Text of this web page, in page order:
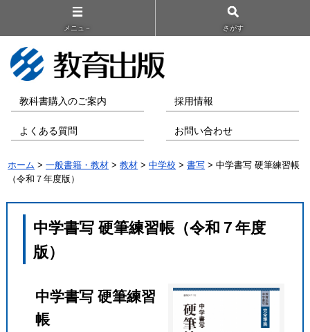
メニュ－ さがす
教科書購入のご案内 採用情報
よくある質問 お問い合わせ
ホーム >一般書籍・教材 >教材 >中学校 >書写 > 中学書写 硬筆練習帳
（令和７年度版）
中学書写 硬筆練習帳（令和７年度
版）
中学書写 硬筆練習
帳